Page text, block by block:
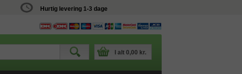
Hurtig levering 1-3 dage
I alt 0,00 kr.